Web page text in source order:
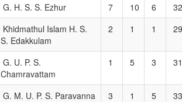
G. H. S. S. Ezhur 7 10 6
32
Khidmathul Islam H. S.
S. Edakkulam
2 1 1 29
G. U. P. S.
Chamravattam
1 5 3 31
G. M. U. P. S. Paravanna 3 1 5
33